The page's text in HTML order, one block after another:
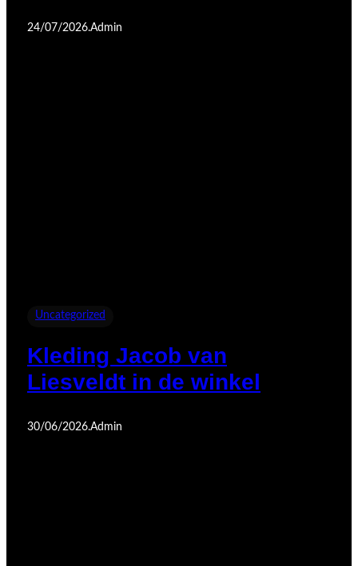
24/07/2026.Admin
Uncategorized
Kleding Jacob van
Liesveldt in de winkel
30/06/2026.Admin